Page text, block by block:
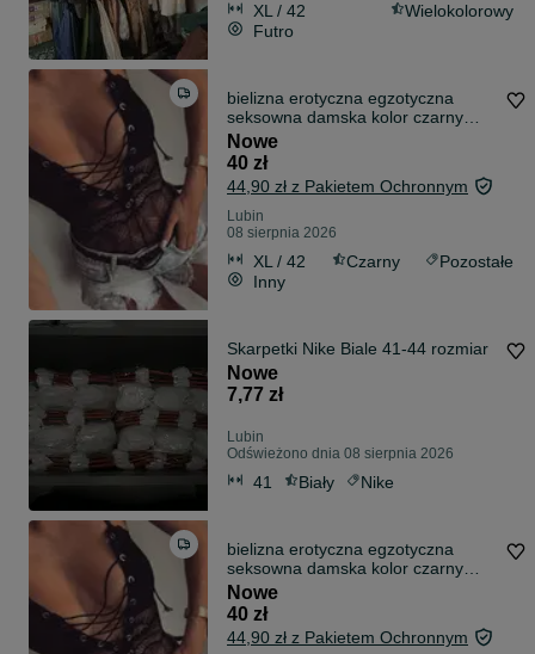
XL / 42
Wielokolorowy
Futro
bielizna erotyczna egzotyczna
seksowna damska kolor czarny
rozmiar XL
Nowe
40 zł
44,90 zł z Pakietem Ochronnym
Lubin
08 sierpnia 2026
XL / 42 Czarny
Pozostałe
Inny
Skarpetki Nike Biale 41-44 rozmiar
Nowe
7,77 zł
Lubin
Odświeżono dnia 08 sierpnia 2026
41 Biały Nike
bielizna erotyczna egzotyczna
seksowna damska kolor czarny
rozmiar S
Nowe
40 zł
44,90 zł z Pakietem Ochronnym